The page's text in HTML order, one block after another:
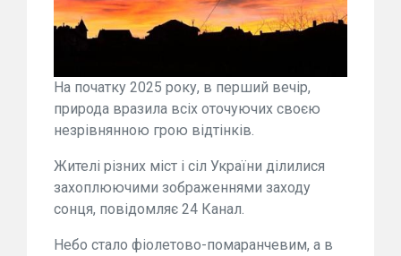
На початку 2025 року, в перший вечір,
природа вразила всіх оточуючих своєю
незрівнянною грою відтінків.
Жителі різних міст і сіл України ділилися
захоплюючими зображеннями заходу
сонця, повідомляє 24 Канал.
Небо стало фіолетово-помаранчевим, а в